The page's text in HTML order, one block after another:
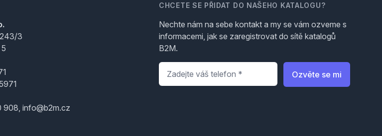
3
908, info@b2m.cz
CHCETE SE PŘIDAT DO NAŠEHO KATALOGU?
Nechte nám na sebe kontakt a my se vám ozveme s
informacemi, jak se zaregistrovat do sítě katalogů
B2M.
Telefon
Ozvěte se mi